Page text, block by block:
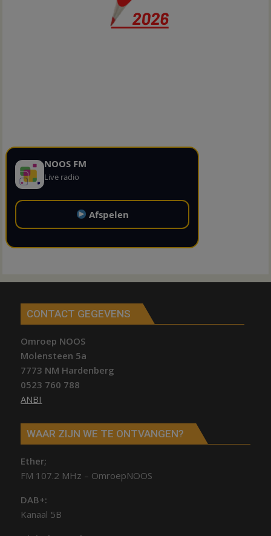
NOOS FM
Live radio
Afspelen
CONTACT GEGEVENS
Omroep NOOS
Molensteen 5a
7773 NM Hardenberg
0523 760 788
ANBI
WAAR ZIJN WE TE ONTVANGEN?
Ether;
FM 107.2 MHz – OmroepNOOS
DAB+:
Kanaal 5B